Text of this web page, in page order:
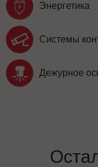
Энергетика
Системы
Дежурное